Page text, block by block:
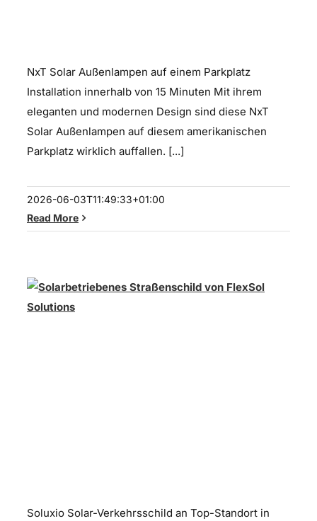
NxT Solar Außenlampen auf einem Parkplatz
Installation innerhalb von 15 Minuten Mit ihrem
eleganten und modernen Design sind diese NxT
Solar Außenlampen auf diesem amerikanischen
Parkplatz wirklich auffallen. [...]
2026-06-03T11:49:33+01:00
Read More
Soluxio Solar-Verkehrsschild an Top-Standort in